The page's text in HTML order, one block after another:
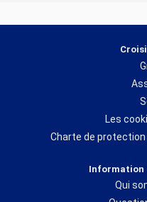
Les
Charte de
Information
Qui